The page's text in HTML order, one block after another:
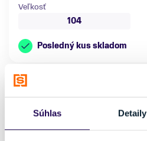
Súhlas Detaily
Veľkosť
104
Posledný kus skladom